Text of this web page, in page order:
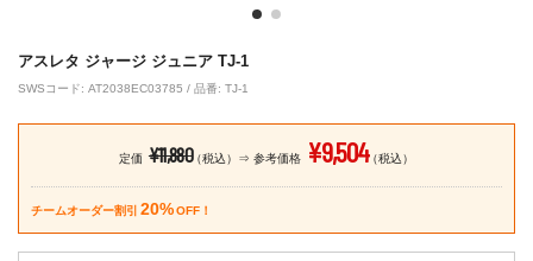
アスレタ ジャージ ジュニア TJ-1
SWSコード: AT2038EC03785 / 品番: TJ-1
定価 ¥11,880（税込） 参考価格 ¥9,504（税込）
チームオーダー割引 20%OFF！